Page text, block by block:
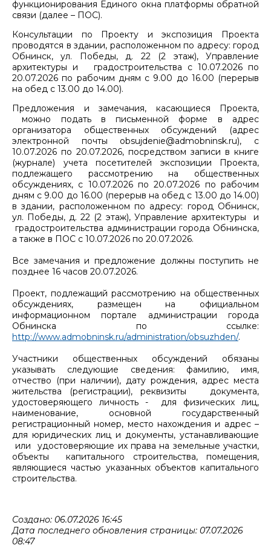
функционирования Единого окна платформы обратной
связи (далее – ПОС).
Консультации по Проекту и экспозиция Проекта
проводятся в здании, расположенном по адресу: город
Обнинск, ул. Победы, д. 22 (2 этаж), Управление
архитектуры и градостроительства с 10.07.2026 по
20.07.2026 по рабочим дням с 9.00 до 16.00 (перерыв
на обед с 13.00 до 14.00).
Предложения и замечания, касающиеся Проекта,
можно подать в письменной форме в адрес
организатора общественных обсуждений (адрес
электронной почты obsujdenie@admobninsk.ru), с
10.07.2026 по 20.07.2026, посредством записи в книге
(журнале) учета посетителей экспозиции Проекта,
подлежащего рассмотрению на общественных
обсуждениях, с 10.07.2026 по 20.07.2026 по рабочим
дням с 9.00 до 16.00 (перерыв на обед с 13.00 до 14.00)
в здании, расположенном по адресу: город Обнинск,
ул. Победы, д. 22 (2 этаж), Управление архитектуры и
градостроительства администрации города Обнинска,
а также в ПОС с 10.07.2026 по 20.07.2026.
Все замечания и предложение должны поступить не
позднее 16 часов 20.07.2026.
Проект, подлежащий рассмотрению на общественных
обсуждениях, размещен на официальном
информационном портале администрации города
Обнинска по ссылке:
http://www.admobninsk.ru/administration/obsuzhden/.
Участники общественных обсуждений обязаны
указывать следующие сведения: фамилию, имя,
отчество (при наличии), дату рождения, адрес места
жительства (регистрации), реквизиты документа,
удостоверяющего личность - для физических лиц,
наименование, основной государственный
регистрационный номер, место нахождения и адрес –
для юридических лиц и документы, устанавливающие
или удостоверяющие их права на земельные участки,
объекты капитального строительства, помещения,
являющиеся частью указанных объектов капитального
строительства.
Создано: 06.07.2026 16:45
Дата последнего обновления страницы: 07.07.2026
08:47